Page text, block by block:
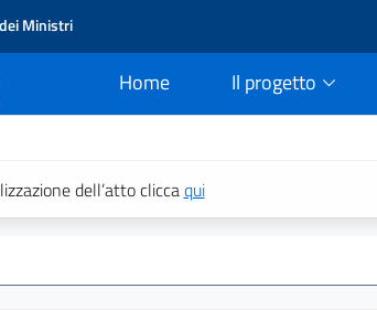
Ministri
Home
current Il progetto
dell’atto cliccaqui